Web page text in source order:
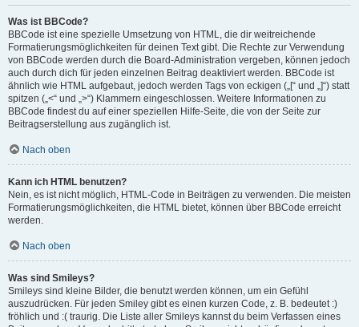
Was ist BBCode?
BBCode ist eine spezielle Umsetzung von HTML, die dir weitreichende
Formatierungsmöglichkeiten für deinen Text gibt. Die Rechte zur Verwendung
von BBCode werden durch die Board-Administration vergeben, können jedoch
auch durch dich für jeden einzelnen Beitrag deaktiviert werden. BBCode ist
ähnlich wie HTML aufgebaut, jedoch werden Tags von eckigen („[“ und „]“) statt
spitzen („<“ und „>“) Klammern eingeschlossen. Weitere Informationen zu
BBCode findest du auf einer speziellen Hilfe-Seite, die von der Seite zur
Beitragserstellung aus zugänglich ist.
Nach oben
Kann ich HTML benutzen?
Nein, es ist nicht möglich, HTML-Code in Beiträgen zu verwenden. Die meisten
Formatierungsmöglichkeiten, die HTML bietet, können über BBCode erreicht
werden.
Nach oben
Was sind Smileys?
Smileys sind kleine Bilder, die benutzt werden können, um ein Gefühl
auszudrücken. Für jeden Smiley gibt es einen kurzen Code, z. B. bedeutet :)
fröhlich und :( traurig. Die Liste aller Smileys kannst du beim Verfassen eines